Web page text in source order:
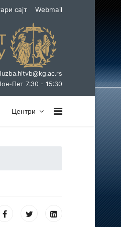
сајт Webmail
Пет 7:30 - 15:30
Центри